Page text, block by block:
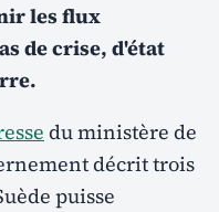
les flux
de crise, d'état
du ministère de
décrit trois
puisse